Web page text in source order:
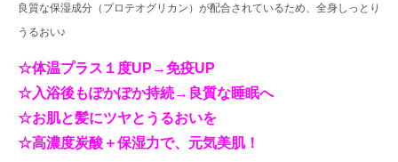
良質な保湿成分（プロテオグリカン）が配合されているため、全身しっとり
うるおい♪
☆体温プラス１度UP→免疫UP
☆入浴後もぽかぽか持続→良質な睡眠へ
☆お肌と髪にツヤとうるおいを
☆高濃度炭酸＋保湿力で、元気美肌！